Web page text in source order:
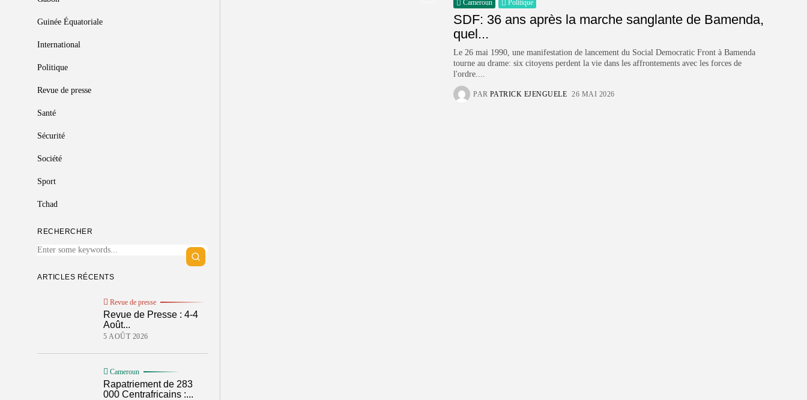
avoir lu et accepté notrePolitique de confidentialité
nos Conditions d'utilisation
Cameroun Politique
SDF: 36 ans après la marche sanglante de Bamenda,
quel...
Le 26 mai 1990, une manifestation de lancement du Social Democratic Front à Bamenda
tourne au drame: six citoyens perdent la vie dans les affrontements avec les forces de
l'ordre....
PAR PATRICK EJENGUELE 26 MAI 2026
Guinée Équatoriale
International
Politique
Revue de presse
Santé
Sécurité
Société
Sport
Tchad
RECHERCHER
ARTICLES RÉCENTS
Revue de presse
Revue de Presse : 4-4
Août...
5 AOÛT 2026
Cameroun
Rapatriement de 283
000 Centrafricains :...